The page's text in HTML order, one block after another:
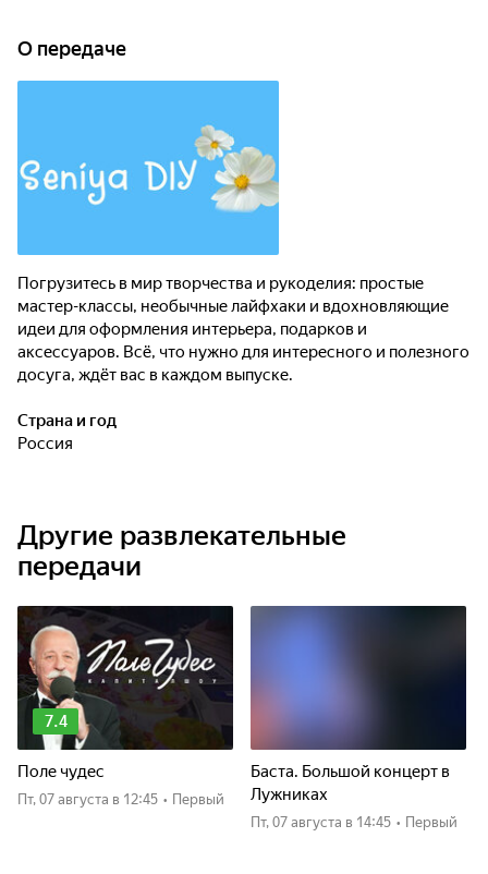
О передаче
Погрузитесь в мир творчества и рукоделия: простые
мастер-классы, необычные лайфхаки и вдохновляющие
идеи для оформления интерьера, подарков и
аксессуаров. Всё, что нужно для интересного и полезного
досуга, ждёт вас в каждом выпуске.
Страна и год
Россия
Другие развлекательные
передачи
7.4
Поле чудес
пт, 07 августа в 12:45 • Первый
Баста. Большой концерт в
Лужниках
пт, 07 августа в 14:45 • Первый